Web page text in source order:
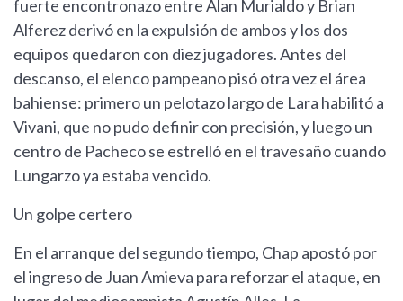
fuerte encontronazo entre Alan Murialdo y Brian
Alferez derivó en la expulsión de ambos y los dos
equipos quedaron con diez jugadores. Antes del
descanso, el elenco pampeano pisó otra vez el área
bahiense: primero un pelotazo largo de Lara habilitó a
Vivani, que no pudo definir con precisión, y luego un
centro de Pacheco se estrelló en el travesaño cuando
Lungarzo ya estaba vencido.
Un golpe certero
En el arranque del segundo tiempo, Chap apostó por
el ingreso de Juan Amieva para reforzar el ataque, en